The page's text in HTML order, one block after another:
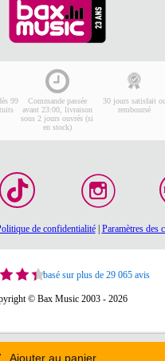
Ajouter au panier
99
Commande passée
avant 23:00, livraison
sous 2 jours ouvrés (si
en stock)
30 jours satisfait ou
remboursé
de confidentialité| Paramètres des
basé sur plus de 29 065 avis
© Bax Music 2003 - 2026